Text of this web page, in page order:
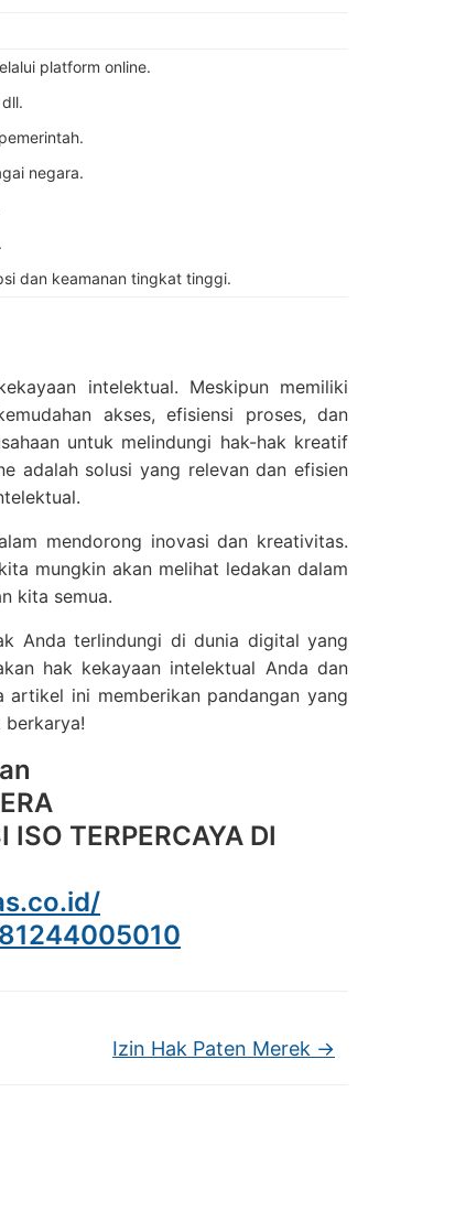
platform online.
negara.
dan keamanan tingkat tinggi.
intelektual. Meskipun memiliki
akses, efisiensi proses, dan
untuk melindungi hak-hak kreatif
adalah solusi yang relevan dan efisien
mendorong inovasi dan kreativitas.
mungkin akan melihat ledakan dalam
kita semua.
Anda terlindungi di dunia digital yang
hak kekayaan intelektual Anda dan
ini memberikan pandangan yang
berkarya!
TERPERCAYA DI
Izin Hak Paten Merek →